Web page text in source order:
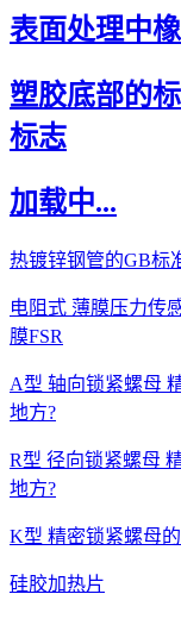
表面处理中
塑胶底部的
标志
加载中...
热镀锌钢管的GB标
电阻式 薄膜压力传
膜FSR
A型 轴向锁紧螺母
地方?
R型 径向锁紧螺母
地方?
K型 精密锁紧螺母
硅胶加热片